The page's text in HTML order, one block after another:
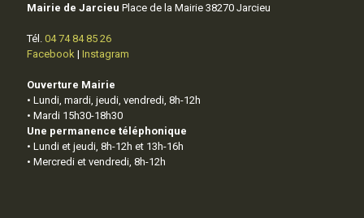
Mairie de Jarcieu Place de la Mairie 38270 Jarcieu
Tél. 04 74 84 85 26
Facebook | Instagram
Ouverture Mairie
• Lundi, mardi, jeudi, vendredi, 8h-12h
• Mardi 15h30-18h30
Une permanence téléphonique
• Lundi et jeudi, 8h-12h et 13h-16h
• Mercredi et vendredi, 8h-12h